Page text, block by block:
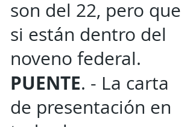
son del 22, pero que
si están dentro del
noveno federal.
PUENTE. - La carta
de presentación en